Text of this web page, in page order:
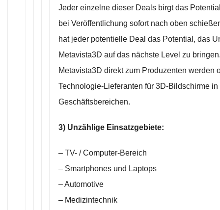
Jeder einzelne dieser Deals birgt das
bei Veröffentlichung sofort nach oben
hat jeder potentielle Deal das Potential, das
Metavista3D auf das nächste Level zu
Metavista3D direkt zum Produzenten werden
Technologie-Lieferanten für 3D-Bildschirme
Geschäftsbereichen.
3) Unzählige Einsatzgebiete:
– TV- / Computer-Bereich
– Smartphones und Laptops
– Automotive
– Medizintechnik